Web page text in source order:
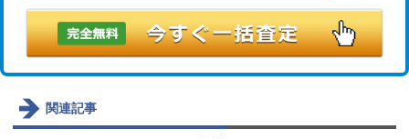
関連記事